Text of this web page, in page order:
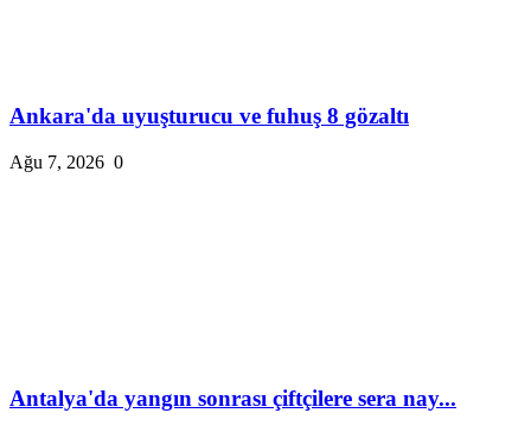
Ankara'da uyuşturucu ve fuhuş 8 gözaltı
Ağu 7, 2026 0
Antalya'da yangın sonrası çiftçilere sera nay...